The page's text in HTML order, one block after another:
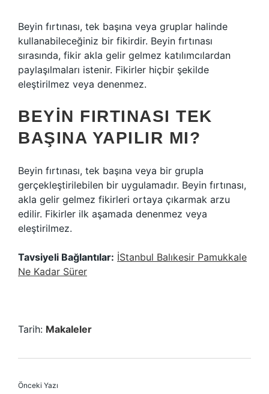
Beyin fırtınası, tek başına veya gruplar halinde
kullanabileceğiniz bir fikirdir. Beyin fırtınası
sırasında, fikir akla gelir gelmez katılımcılardan
paylaşılmaları istenir. Fikirler hiçbir şekilde
eleştirilmez veya denenmez.
BEYIN FIRTINASI TEK
BAŞINA YAPILIR MI?
Beyin fırtınası, tek başına veya bir grupla
gerçekleştirilebilen bir uygulamadır. Beyin fırtınası,
akla gelir gelmez fikirleri ortaya çıkarmak arzu
edilir. Fikirler ilk aşamada denenmez veya
eleştirilmez.
Tavsiyeli Bağlantılar: İStanbul Balıkesir Pamukkale
Ne Kadar Sürer
Tarih: Makaleler
Önceki Yazı